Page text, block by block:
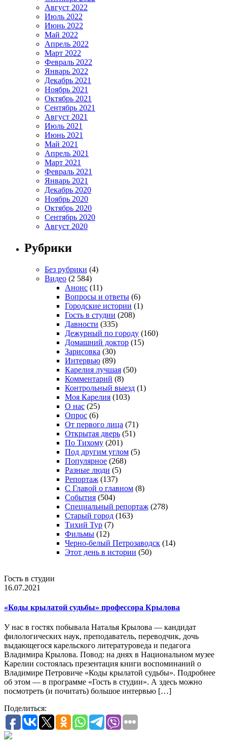
Август 2022
Июль 2022
Июнь 2022
Май 2022
Апрель 2022
Март 2022
Февраль 2022
Январь 2022
Декабрь 2021
Ноябрь 2021
Октябрь 2021
Сентябрь 2021
Август 2021
Июль 2021
Июнь 2021
Май 2021
Апрель 2021
Март 2021
Февраль 2021
Январь 2021
Декабрь 2020
Ноябрь 2020
Октябрь 2020
Сентябрь 2020
Август 2020
Рубрики
Без рубрики (4)
Видео (2 584)
Анонс (11)
Вопросы и ответы (6)
Городские истории (1)
Гость в студии (208)
Давности (335)
Дежурный по городу (160)
Домашний доктор (15)
Зарисовка (30)
Интервью (89)
Карелия лучшая (50)
Комментарий (8)
Контрольный выезд (1)
Моя Карелия (103)
О нас (25)
Опрос (6)
От первого лица (71)
Открытая дверь (51)
По Тихому (201)
Под другим углом (5)
Популярное (268)
Разные люди (5)
Репортаж (137)
С Главой о главном (8)
События (504)
Специальный репортаж (278)
Старый город (163)
Тихий Тур (7)
Фильмы (12)
Черно-белый Петрозаводск (14)
Этот день в истории (50)
Гость в студии
16.07.2021
«Коды крылатой судьбы» профессора Крылова
У нас в гостях побывала Наталья Крылова — кандидат
филологических наук, преподаватель, переводчик, дочь
выдающегося карельского литературоведа и педагога
Владимира Крылова. Повод: на днях в Национальном музее
Карелии состоялась презентация книги воспоминаний о
Владимире Петровиче «Коды крылатой судьбы». Подробнее
об этом — в программе «Гость в студии». А здесь можно
посмотреть (и почитать) большое интервью […]
Поделиться: